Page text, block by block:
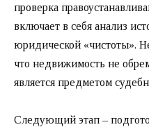
проверка
включает в себя анализ
юридической «чистоты».
что недвижимость не
является предметом
Следующий этап –